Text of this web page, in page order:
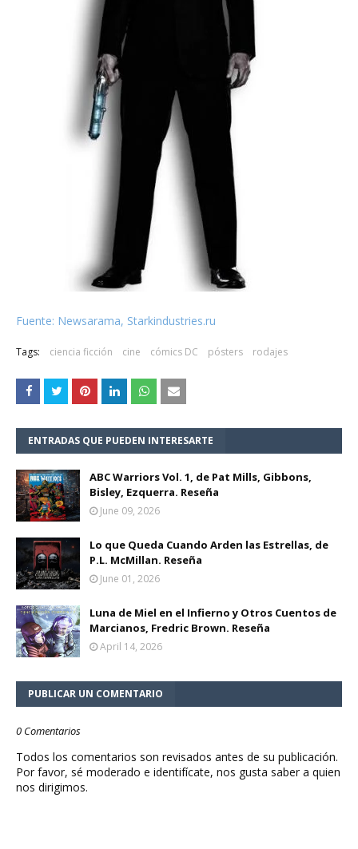
Fuente: Newsarama, Starkindustries.ru
Tags: ciencia ficción cine cómics DC pósters rodajes
ENTRADAS QUE PUEDEN INTERESARTE
ABC Warriors Vol. 1, de Pat Mills, Gibbons,
Bisley, Ezquerra. Reseña
June 09, 2026
Lo que Queda Cuando Arden las Estrellas, de
P.L. McMillan. Reseña
June 01, 2026
Luna de Miel en el Infierno y Otros Cuentos de
Marcianos, Fredric Brown. Reseña
April 14, 2026
PUBLICAR UN COMENTARIO
0 Comentarios
Todos los comentarios son revisados antes de su publicación.
Por favor, sé moderado e identifícate, nos gusta saber a quien
nos dirigimos.